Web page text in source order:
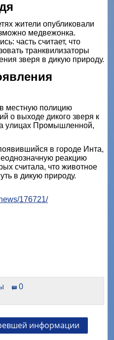
жители опубликовали
медвежонка.
часть считает, что
транквилизаторы
зверя в дикую природу.
местную полицию
о выходе дикого зверя к
улицах Промышленной,
в городе Инта,
реакцию
считала, что животное
в дикую природу.
176721/
0
информации